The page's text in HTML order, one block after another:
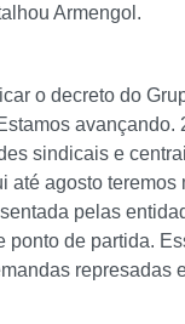
Armengol.
o decreto do
avançando.
sindicais e
até agosto teremos
pelas
de partida.
represadas